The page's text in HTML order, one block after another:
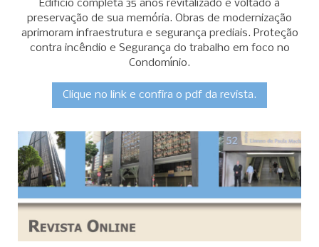
Edifício completa 35 anos revitalizado e voltado à
preservação de sua memória. Obras de modernização
aprimoram infraestrutura e segurança prediais. Proteção
contra incêndio e Segurança do trabalho em foco no
Condomínio.
Clique no link e confira o pdf da revista.